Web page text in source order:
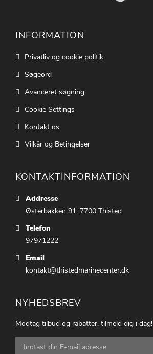
INFORMATION
Privatliv og cookie politik
Søgeord
Avanceret søgning
Cookie Settings
Kontakt os
Vilkår og Betingelser
KONTAKTINFORMATION
Addresse
Østerbakken 91, 7700 Thisted
Telefon
97971222
Email
kontakt@thistedmarinecenter.dk
NYHEDSBREV
Modtag tilbud og rabatter, tilmeld dig i dag!
Tilmeld
dig